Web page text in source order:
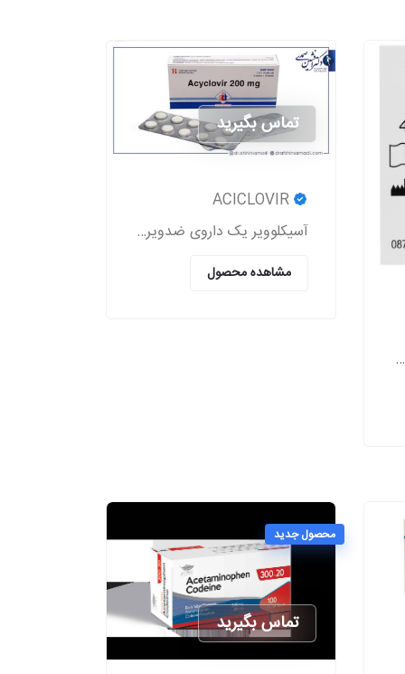
SENSOR Blood Glucose Test Strips
تماس بگیرید
آسیکلوویر یک داروی ضدویروسی است که برای درمان عفونت‌های ناشی از ویروس‌های هرپس (تبخال لب و تناسلی، زونا، آبله‌مرغان) استفاده می‌شود.
مشاهده محصول
محصول جدید
تماس بگیرید